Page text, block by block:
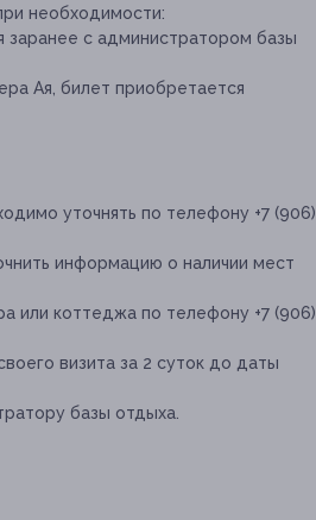
необходимости:
заранее с администратором базы
Ая, билет приобретается
уточнять по телефону +7 (906)
информацию о наличии мест
или коттеджа по телефону +7 (906)
визита за 2 суток до даты
базы отдыха.